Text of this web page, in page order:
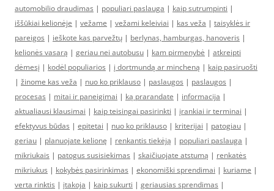
automobilio draudimas | populiari paslauga | kaip sutrumpinti |
iššūkiai kelionėje | vežame | vežami keleiviai | kas veža | taisyklės ir
pareigos | ieškote kas parvežtų | berlynas, hamburgas, hanoveris |
kelionės vasarą | geriau nei autobusu | kam pirmenybė | atkreipti
dėmesį | kodėl populiarios | į dortmundą ar mincheną | kaip pasiruošti
| žinome kas veža | nuo ko priklauso | paslaugos | paslaugos |
procesas | mitai ir paneigimai | ką prarandate | informacija |
aktualiausi klausimai | kaip teisingai pasirinkti | įrankiai ir terminai |
efektyvus būdas | epitetai | nuo ko priklauso | kriterijai | patogiau |
geriau | planuojate kelionę | renkantis tiekėją | populiari paslauga |
mikriukais | patogus susisiekimas | skaičiuojate atstumą | renkatės
mikriukus | kokybės pasirinkimas | ekonomiški sprendimai | kuriame |
verta rinktis | įtakoja | kaip sukurti | geriausias sprendimas |